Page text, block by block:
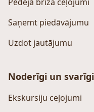
Saņemt piedāvājumu
Uzdot jautājumu
Noderīgi un svarīgi
Ekskursiju ceļojumi